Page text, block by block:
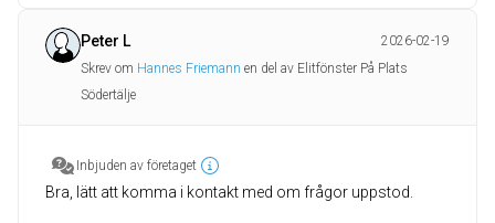
Peter L
2026-02-19
Skrev om Hannes Friemann en del av Elitfönster På Plats
Södertälje
Inbjuden av företaget
Bra, lätt att komma i kontakt med om frågor uppstod.